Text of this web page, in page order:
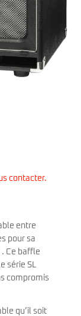
contacter.
entre
pour sa
Ce baffle
série SL
compromis
qu’il soit